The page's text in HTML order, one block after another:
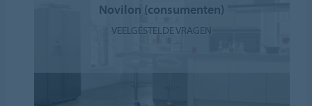
Novilon (consumenten)
VEELGESTELDE VRAGEN